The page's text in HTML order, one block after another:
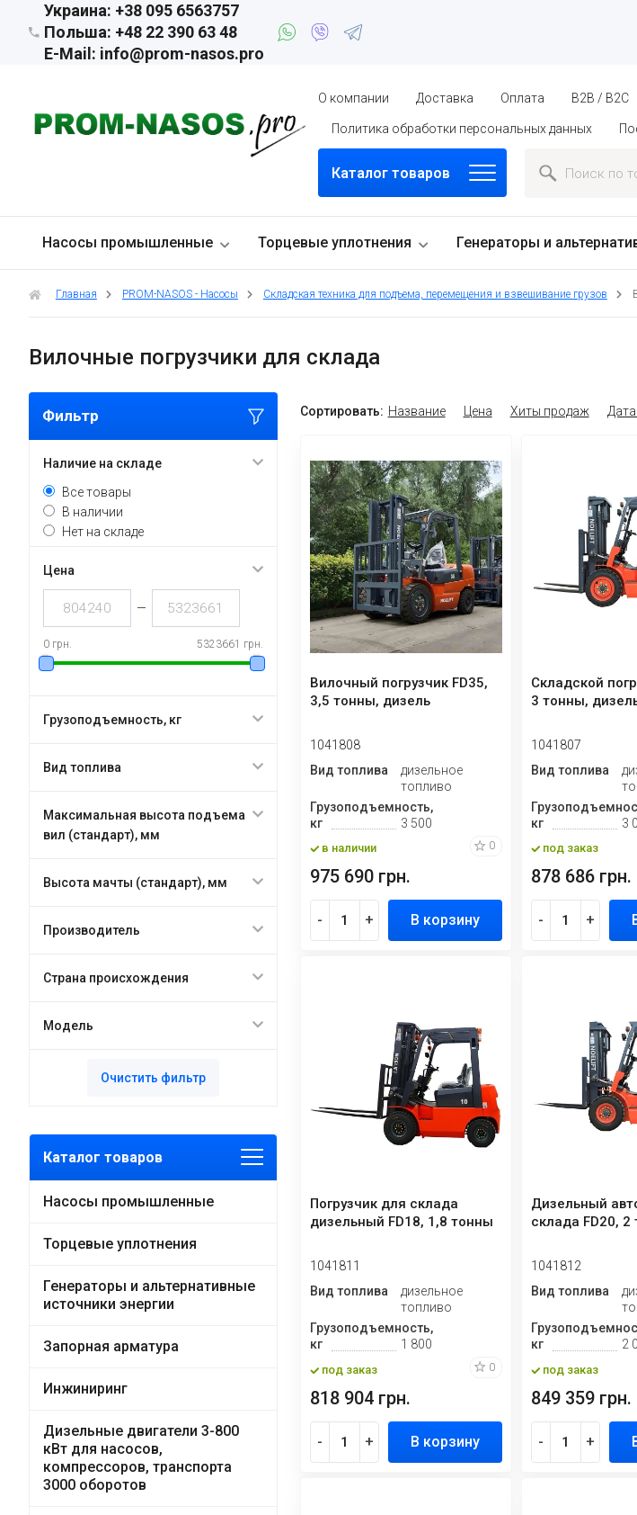
Украина: +38 095 6563757
Польша: +48 22 390 63 48
E-Mail: info@prom-nasos.pro
О компании Доставка Оплата B2B / B2C
Политика обработки персональных данных
Каталог товаров
Насосы промышленные Торцевые уплотнения Генераторы и
Главная PROM-NASOS - Насосы Складская техника для подъема, перемещения и взвешивание грузов
Вилочные погрузчики для склада
Фильтр
Наличие на складе
Все товары
В наличии
Нет на складе
Цена
—
0 грн. 5323661 грн.
Грузоподъемность, кг
Вид топлива
Максимальная высота подъема
вил (стандарт), мм
Высота мачты (стандарт), мм
Производитель
Страна происхождения
Модель
Очистить фильтр
Каталог товаров
Насосы промышленные
Торцевые уплотнения
Генераторы и альтернативные
источники энергии
Запорная арматура
Инжиниринг
Дизельные двигатели 3-800
кВт для насосов,
компрессоров, транспорта
3000 оборотов
Сортировать: Название Цена Хиты продаж
Вилочный погрузчик FD35,
3,5 тонны, дизель
1041808
Вид топлива
дизельное
топливо
Грузоподъемность,
кг
3 500
в наличии 0
975 690 грн.
- + В корзину
Складской
3 тонны,
1041807
Вид топлива
кг
3
под заказ
878 686 грн.
- +
Погрузчик для склада
дизельный FD18, 1,8 тонны
1041811
Вид топлива
дизельное
топливо
Грузоподъемность,
кг
1 800
под заказ 0
818 904 грн.
- + В корзину
Дизельный
склада FD20, 2
1041812
Вид топлива
кг
2
под заказ
849 359 грн.
- +